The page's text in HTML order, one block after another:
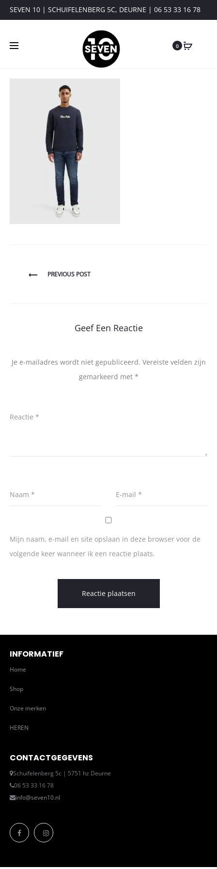
SEVEN 10 | SCHUIFELENBERG 5C, DEURNE | 06 53 33 16 78
0
BerichtPREVIOUS POST
Geef Een Reactie
Je e-mailadres wordt niet gepubliceerd. Vereiste velden zijn
gemarkeerd met *
Reactie *
Naam * E-mail *
Mijn naam, e-mail en site opslaan in deze browser voor de
volgende keer wanneer ik een reactie plaats.
INFORMATIEF
Home
Shop
Onze merken
HEREN
CONTACTGEGEVENS
Schuifelenberg 5c | 5751 hz Deurne
06 53 33 16 78
info@seven10.nl